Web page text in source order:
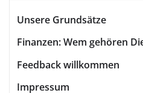
Unsere Grundsätze
Finanzen: Wem gehören
Feedback willkommen
Impressum